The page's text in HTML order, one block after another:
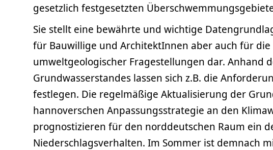
gesetzlich festgesetzten
Sie stellt eine bewährte und wichtige
für Bauwillige und ArchitektInnen aber auch für
umweltgeologischer Fragestellungen dar. Anhand
Grundwasserstandes lassen sich z.B. die
festlegen. Die regelmäßige Aktualisierung der
hannoverschen Anpassungsstrategie an den
prognostizieren für den norddeutschen Raum ein
Niederschlagsverhalten. Im Sommer ist demnach